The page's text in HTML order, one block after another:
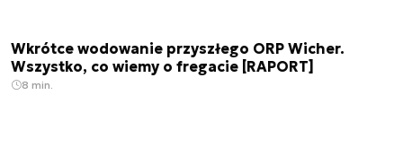
Wkrótce wodowanie przyszłego ORP Wicher.
Wszystko, co wiemy o fregacie [RAPORT]
8 min.